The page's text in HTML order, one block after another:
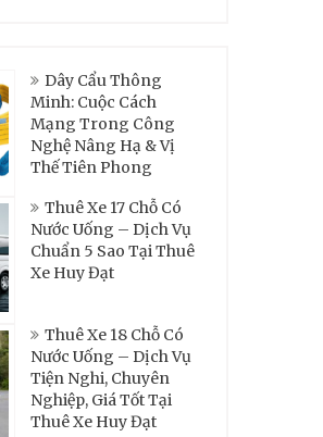
Dây Cẩu Thông
Minh: Cuộc Cách
Mạng Trong Công
Nghệ Nâng Hạ & Vị
Thế Tiên Phong
Thuê Xe 17 Chỗ Có
Nước Uống – Dịch Vụ
Chuẩn 5 Sao Tại Thuê
Xe Huy Đạt
Thuê Xe 18 Chỗ Có
Nước Uống – Dịch Vụ
Tiện Nghi, Chuyên
Nghiệp, Giá Tốt Tại
Thuê Xe Huy Đạt